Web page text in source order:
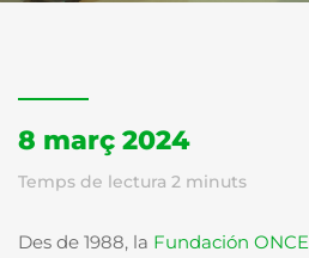
8 març 2024
Temps de lectura 2 minuts
Des de 1988, la Fundación ONCE